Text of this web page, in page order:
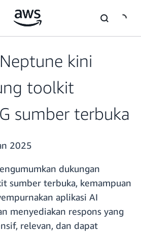
kini
toolkit
sumber terbuka
2025
dukungan
sumber terbuka, kemampuan
aplikasi AI
menyediakan respons yang
relevan, dan dapat